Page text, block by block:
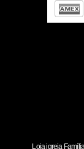
Loja igreja